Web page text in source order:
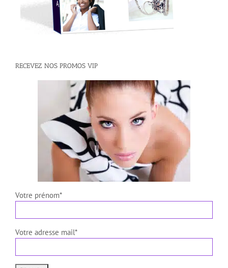
RECEVEZ NOS PROMOS VIP
Votre prénom*
Votre adresse mail*